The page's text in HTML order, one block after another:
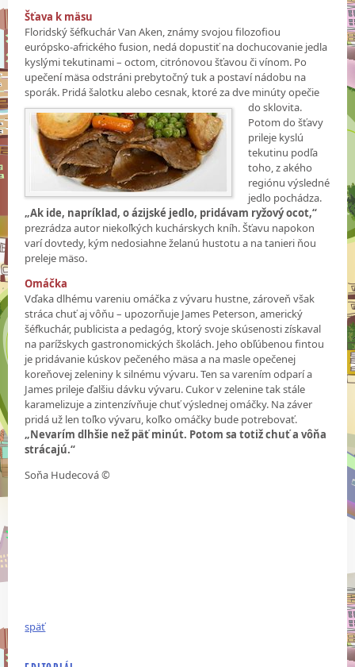
Šťava k mäsu
Floridský šéfkuchár Van Aken, známy svojou filozofiou
európsko-afrického fusion, nedá dopustiť na dochucovanie jedla
kyslými tekutinami – octom, citrónovou šťavou či vínom. Po
upečení mäsa odstráni prebytočný tuk a postaví nádobu na
sporák. Pridá šalotku alebocesnak, ktoré za dve minúty opečie
do sklovita.
Potom do šťavy
prileje kyslú
tekutinu podľa
toho, z akého
regiónu výsledné
jedlo pochádza.
„Ak ide, napríklad, o ázijské jedlo, pridávam ryžový ocot,“
prezrádza autor niekoľkých kuchárskych kníh. Šťavu napokon
varí dovtedy, kým nedosiahne želanú hustotu a na tanieri ňou
preleje mäso.
Omáčka
Vďaka dlhému vareniu omáčka z vývaru hustne, zároveň však
stráca chuť aj vôňu – upozorňuje James Peterson, americký
šéfkuchár, publicista a pedagóg, ktorý svoje skúsenosti získaval
na parížskych gastronomických školách. Jeho obľúbenou fintou
je pridávanie kúskov pečeného mäsa a na masle opečenej
koreňovej zeleniny k silnému vývaru. Ten sa varením odparí a
James prileje ďalšiu dávku vývaru. Cukor v zelenine tak stále
karamelizuje a zintenzívňuje chuť výslednej omáčky. Na záver
pridá už len toľko vývaru, koľko omáčky bude potrebovať.
„Nevarím dlhšie než päť minút. Potom sa totiž chuť a vôňa
strácajú.“
Soňa Hudecová ©
späť